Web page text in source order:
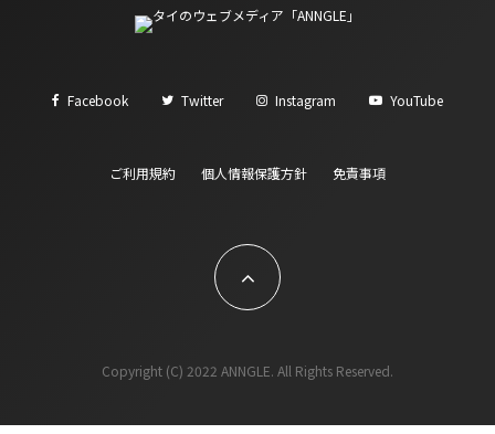
Facebook Twitter Instagram YouTube
ご利用規約 個人情報保護方針 免責事項
Copyright (C) 2022 ANNGLE. All Rights Reserved.